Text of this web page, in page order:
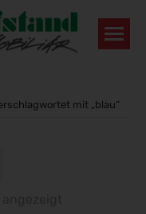
mit „blau“